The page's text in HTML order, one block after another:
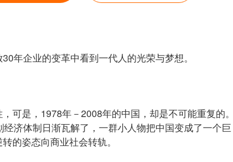
年企业的变革中看到一代人的光荣与梦想。
可是，1978年－2008年的中国，却是不可能重复的。
济体制日渐瓦解了，一群小人物把中国变成了一个巨
的姿态向商业社会转轨。